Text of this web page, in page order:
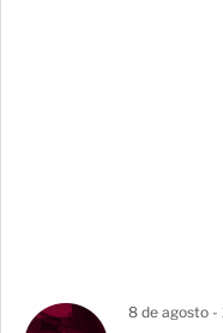
8 de agosto -